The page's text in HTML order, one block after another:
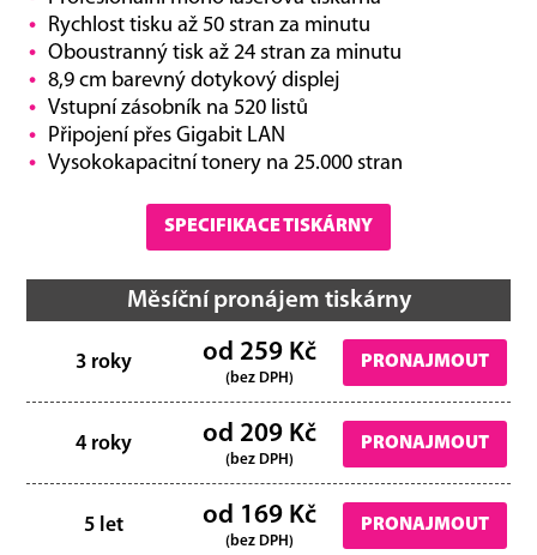
Rychlost tisku až 50 stran za minutu
Oboustranný tisk až 24 stran za minutu
8,9 cm barevný dotykový displej
Vstupní zásobník na 520 listů
Připojení přes Gigabit LAN
Vysokokapacitní tonery na 25.000 stran
SPECIFIKACE TISKÁRNY
Měsíční pronájem tiskárny
3 roky od 259 Kč
(bez DPH)
PRONAJMOUT
4 roky od 209 Kč
(bez DPH)
PRONAJMOUT
5 let od 169 Kč
(bez DPH)
PRONAJMOUT